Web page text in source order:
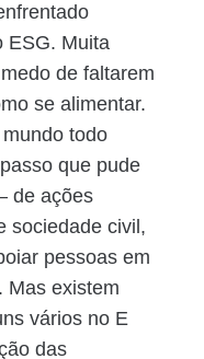
ESG. Muita
de faltarem
se alimentar.
todo
que pude
de ações
sociedade civil,
pessoas em
Mas existem
vários no E
das